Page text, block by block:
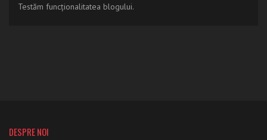
Testăm funcționalitatea blogului.
DESPRE NOI